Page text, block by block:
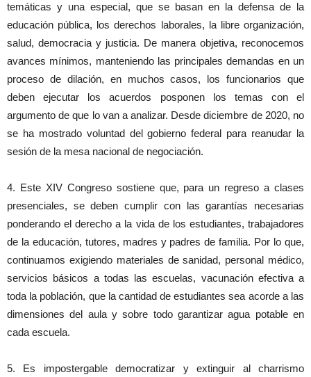
temáticas y una especial, que se basan en la defensa de la
educación pública, los derechos laborales, la libre organización,
salud, democracia y justicia. De manera objetiva, reconocemos
avances mínimos, manteniendo las principales demandas en un
proceso de dilación, en muchos casos, los funcionarios que
deben ejecutar los acuerdos posponen los temas con el
argumento de que lo van a analizar. Desde diciembre de 2020, no
se ha mostrado voluntad del gobierno federal para reanudar la
sesión de la mesa nacional de negociación.
4. Este XIV Congreso sostiene que, para un regreso a clases
presenciales, se deben cumplir con las garantías necesarias
ponderando el derecho a la vida de los estudiantes, trabajadores
de la educación, tutores, madres y padres de familia. Por lo que,
continuamos exigiendo materiales de sanidad, personal médico,
servicios básicos a todas las escuelas, vacunación efectiva a
toda la población, que la cantidad de estudiantes sea acorde a las
dimensiones del aula y sobre todo garantizar agua potable en
cada escuela.
5. Es impostergable democratizar y extinguir al charrismo